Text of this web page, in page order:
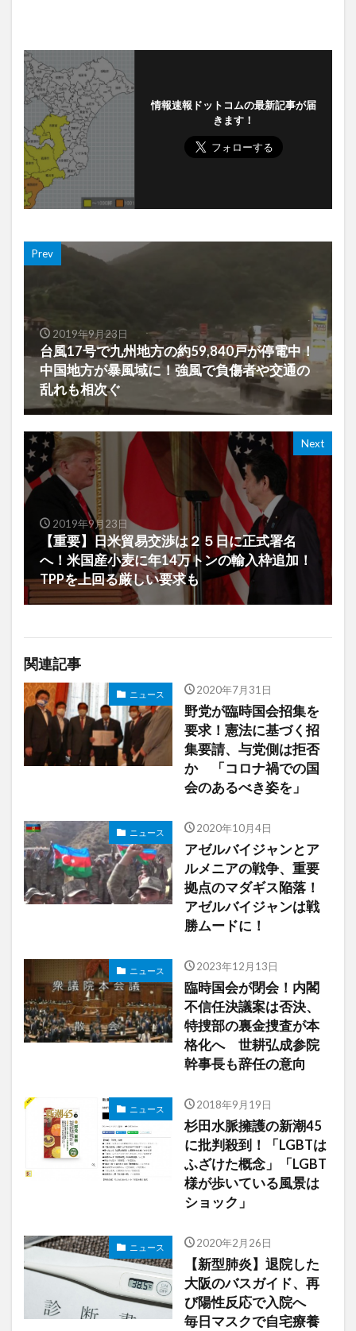
情報速報ドットコムの最新記事が届
きます！
Prev
2019年9月23日
台風17号で九州地方の約59,840戸が停電中！
中国地方が暴風域に！強風で負傷者や交通の
乱れも相次ぐ
Next
2019年9月23日
【重要】日米貿易交渉は２５日に正式署名
へ！米国産小麦に年14万トンの輸入枠追加！
TPPを上回る厳しい要求も
関連記事
ニュース 2020年7月31日
野党が臨時国会招集を
要求！憲法に基づく招
集要請、与党側は拒否
か 「コロナ禍での国
会のあるべき姿を」
ニュース 2020年10月4日
アゼルバイジャンとア
ルメニアの戦争、重要
拠点のマダギス陥落！
アゼルバイジャンは戦
勝ムードに！
ニュース 2023年12月13日
臨時国会が閉会！内閣
不信任決議案は否決、
特捜部の裏金捜査が本
格化へ 世耕弘成参院
幹事長も辞任の意向
ニュース 2018年9月19日
杉田水脈擁護の新潮45
に批判殺到！「LGBTは
ふざけた概念」「LGBT
様が歩いている風景は
ショック」
ニュース 2020年2月26日
【新型肺炎】退院した
大阪のバスガイド、再
び陽性反応で入院へ
毎日マスクで自宅療養